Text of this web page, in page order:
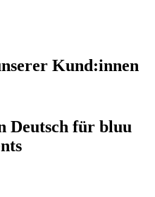
Kund:innen
Deutsch für bluu